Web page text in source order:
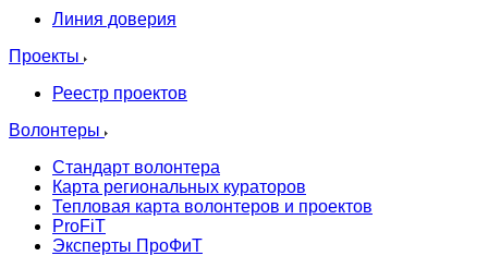
Линия доверия
Проекты
Реестр проектов
Волонтеры
Стандарт волонтера
Карта региональных кураторов
Тепловая карта волонтеров и проектов
ProFiT
Эксперты ПроФиТ